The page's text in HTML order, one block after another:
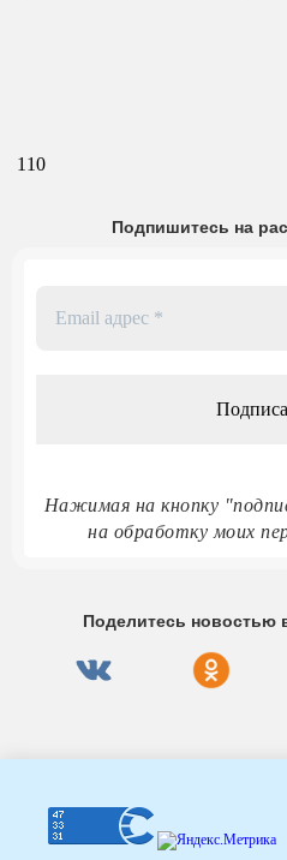
110
Подпишитесь на
Нажимая на кнопку
на обработку моих
Поделитесь новостью